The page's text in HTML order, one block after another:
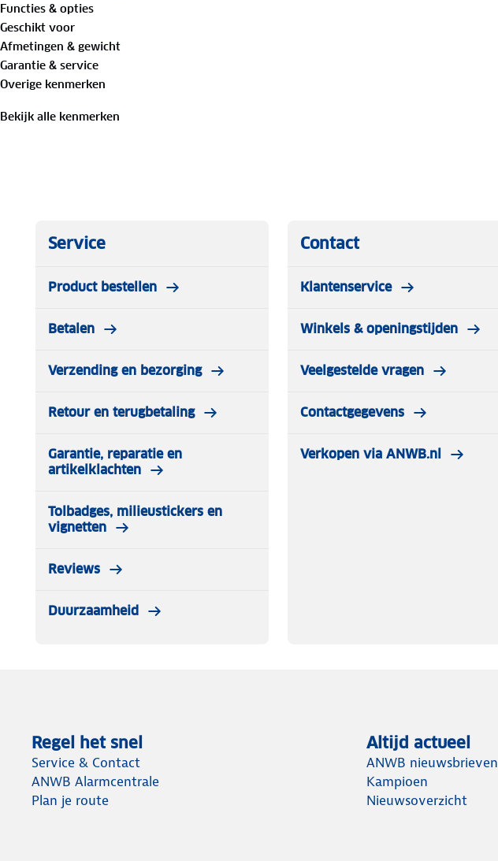
Functies & opties
Geschikt voor
Afmetingen & gewicht
Garantie & service
Overige kenmerken
Bekijk alle kenmerken
Service
Product bestellen
Betalen
Verzending en bezorging
Retour en terugbetaling
Garantie, reparatie en
artikelklachten
Tolbadges, milieustickers en
vignetten
Reviews
Duurzaamheid
Contact
Klantenservice
Winkels & openingstijden
Veelgestelde vragen
Contactgegevens
Verkopen via ANWB.nl
Regel het snel
Service & Contact
ANWB Alarmcentrale
Plan je route
Altijd actueel
ANWB nieuwsbrieven
Kampioen
Nieuwsoverzicht